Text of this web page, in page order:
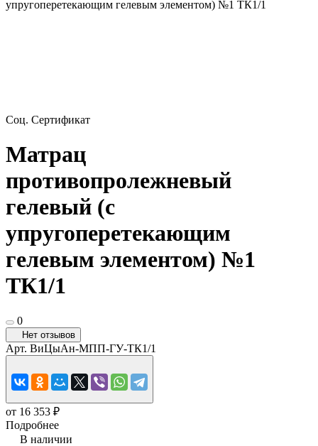
упругоперетекающим гелевым элементом) №1 ТК1/1
Соц. Сертификат
Матрац
противопролежневый
гелевый (с
упругоперетекающим
гелевым элементом) №1
ТК1/1
0
Нет отзывов
Арт. ВиЦыАн-МПП-ГУ-ТК1/1
от 16 353 ₽
Подробнее
В наличии